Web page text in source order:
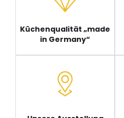
Küchenqualität „made
in Germany“